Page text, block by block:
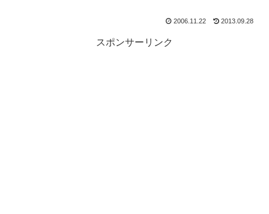
2006.11.22 2013.09.28
スポンサーリンク